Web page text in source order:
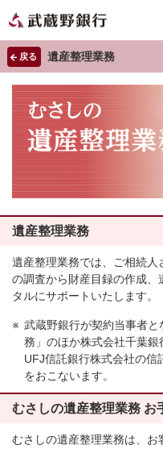
戻る 遺産整理業務
遺産整理業務
遺産整理業務では、ご相続
の調査から財産目録の作成
タルにサポートいたします。
武蔵野銀行が契約当事者
務」のほか株式会社千葉
UFJ信託銀行株式会社の信
をおこないます。
むさしの遺産整理業務 お
むさしの遺産整理業務は、